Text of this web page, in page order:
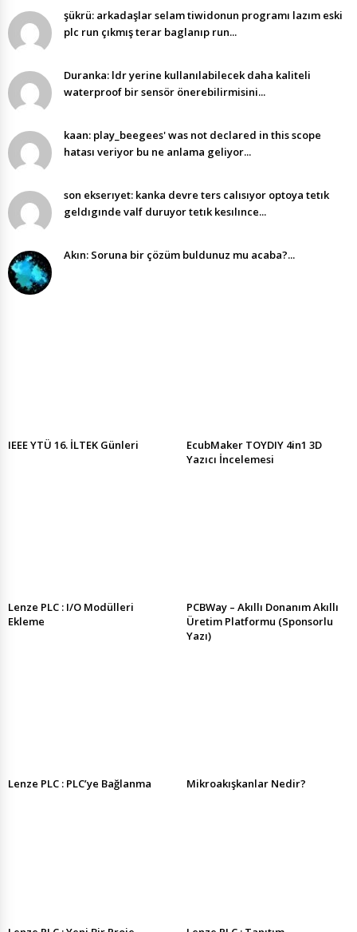
şükrü: arkadaşlar selam tiwidonun programı lazım eski
plc run çıkmış terar baglanıp run...
Duranka: ldr yerine kullanılabilecek daha kaliteli
waterproof bir sensör önerebilirmisini...
kaan: play_beegees' was not declared in this scope
hatası veriyor bu ne anlama geliyor...
son ekserıyet: kanka devre ters calısıyor optoya tetık
geldıgınde valf duruyor tetık kesılınce...
Akın: Soruna bir çözüm buldunuz mu acaba?...
IEEE YTÜ 16. İLTEK Günleri
EcubMaker TOYDIY 4in1 3D
Yazıcı İncelemesi
Lenze PLC : I/O Modülleri
Ekleme
PCBWay – Akıllı Donanım Akıllı
Üretim Platformu (Sponsorlu
Yazı)
Lenze PLC : PLC’ye Bağlanma Mikroakışkanlar Nedir?